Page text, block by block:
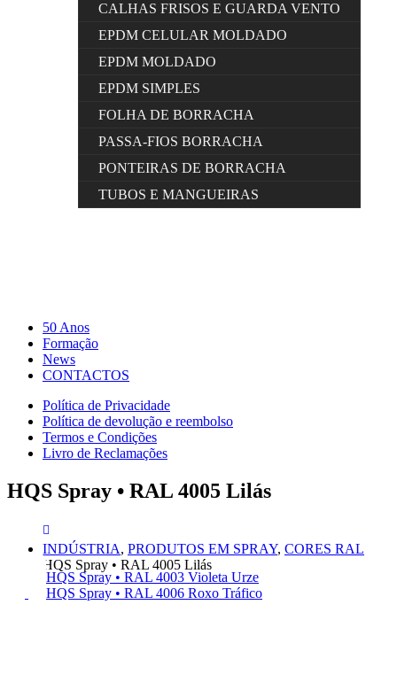
CALHAS FRISOS E GUARDA VENTO
EPDM CELULAR MOLDADO
EPDM MOLDADO
EPDM SIMPLES
FOLHA DE BORRACHA
PASSA-FIOS BORRACHA
PONTEIRAS DE BORRACHA
TUBOS E MANGUEIRAS
50 Anos
Formação
News
CONTACTOS
Política de Privacidade
Política de devolução e reembolso
Termos e Condições
Livro de Reclamações
HQS Spray • RAL 4005 Lilás
INDÚSTRIA, PRODUTOS EM SPRAY, CORES RAL
HQS Spray • RAL 4005 Lilás
HQS Spray • RAL 4003 Violeta Urze
HQS Spray • RAL 4006 Roxo Tráfico